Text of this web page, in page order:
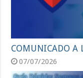
COMUNICADO A
07/07/2026